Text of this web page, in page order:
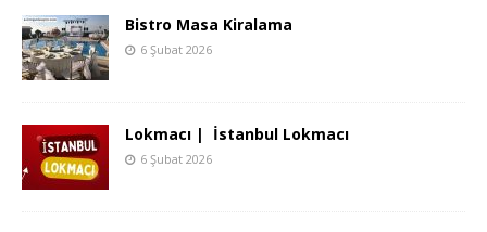
Bistro Masa Kiralama
6 Şubat 2026
Lokmacı | İstanbul Lokmacı
6 Şubat 2026